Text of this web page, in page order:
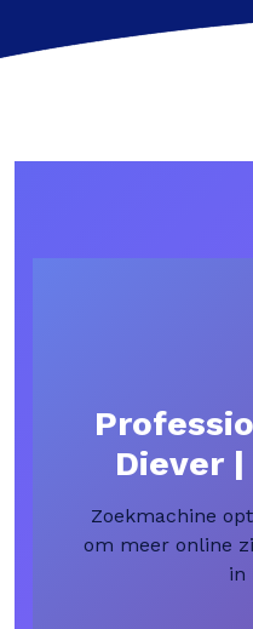
Diever |
Zoekmachine
om meer online
in